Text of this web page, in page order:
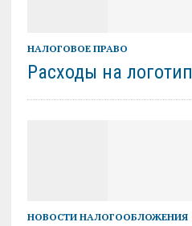
НАЛОГОВОЕ ПРАВО
Расходы на логотип
НОВОСТИ НАЛОГООБЛОЖЕНИЯ